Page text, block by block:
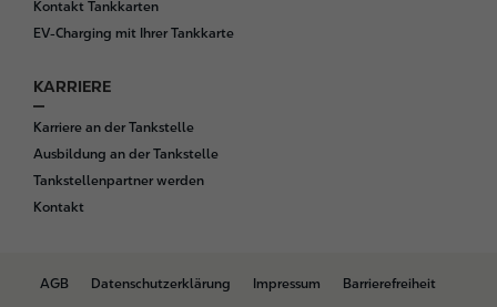
Kontakt Tankkarten
EV-Charging mit Ihrer Tankkarte
KARRIERE
Karriere an der Tankstelle
Ausbildung an der Tankstelle
Tankstellenpartner werden
Kontakt
B
AGB Datenschutzerklärung Impressum Barrierefreiheit